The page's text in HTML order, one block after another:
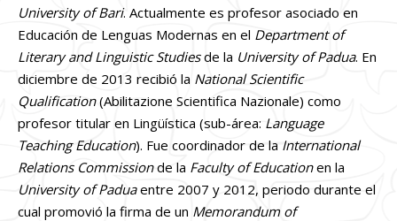
University of Bari. Actualmente es profesor asociado en
Educación de Lenguas Modernas en el Department of
Literary and Linguistic Studiesde la University of Padua. En
diciembre de 2013 recibió la National Scientific
Qualification(Abilitazione Scientifica Nazionale) como
profesor titular en Lingüística (sub-área: Language
Teaching Education). Fue coordinador de la International
Relations Commissionde la Faculty of Educationen la
University of Paduaentre 2007 y 2012, periodo durante el
cual promovió la firma de un Memorandum of